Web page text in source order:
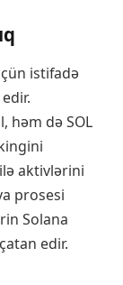
istifadə
həm də SOL
aktivlərini
prosesi
Solana
edir.